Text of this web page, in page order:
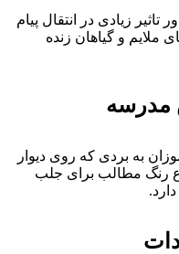
زیادی در انتقال پیام
و گیاهان زنده
به بردی که روی دیوار
مطالب برای جلب